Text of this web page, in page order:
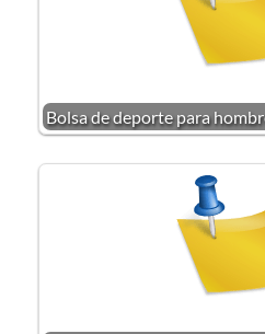
Bolsa de deporte para